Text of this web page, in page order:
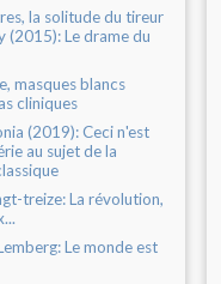
la solitude du tireur
(2015): Le drame du
masques blancs
cliniques
(2019): Ceci n'est
au sujet de la
treize: La révolution,
Le monde est